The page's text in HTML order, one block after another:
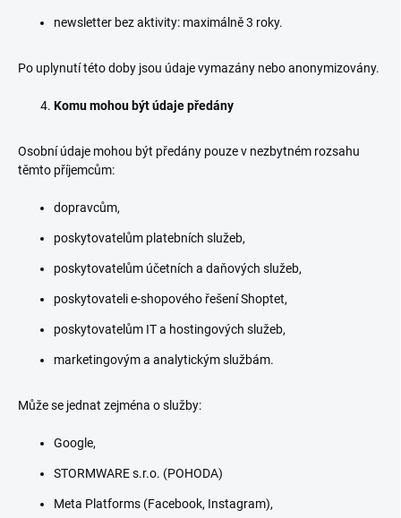
newsletter bez aktivity: maximálně 3 roky.
Po uplynutí této doby jsou údaje vymazány nebo anonymizovány.
Komu mohou být údaje předány
Osobní údaje mohou být předány pouze v nezbytném rozsahu
těmto příjemcům:
dopravcům,
poskytovatelům platebních služeb,
poskytovatelům účetních a daňových služeb,
poskytovateli e-shopového řešení Shoptet,
poskytovatelům IT a hostingových služeb,
marketingovým a analytickým službám.
Může se jednat zejména o služby:
Google,
STORMWARE s.r.o. (POHODA)
Meta Platforms (Facebook, Instagram),